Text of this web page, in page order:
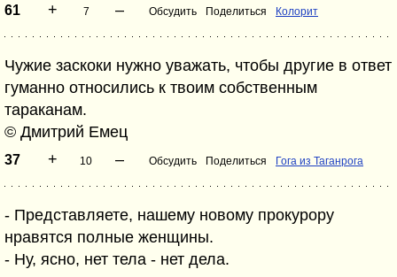
61 + 7 – Обсудить Поделиться Колорит
Чужие заскоки нужно уважать, чтобы другие в ответ
гуманно относились к твоим собственным
тараканам.
© Дмитрий Емец
37 + 10 – Обсудить Поделиться Гога из Таганрога
- Представляете, нашему новому прокурору
нравятся полные женщины.
- Ну, ясно, нет тела - нет дела.